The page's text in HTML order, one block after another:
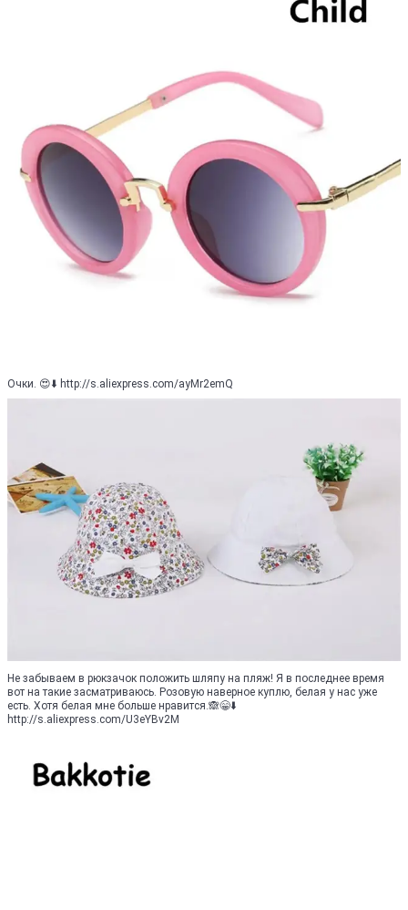
Очки. 😍⬇️ http://s.aliexpress.com/ayMr2emQ
Не забываем в рюкзачок положить шляпу на пляж! Я в последнее время
вот на такие засматриваюсь. Розовую наверное куплю, белая у нас уже
есть. Хотя белая мне больше нравится.🙈😁⬇️
http://s.aliexpress.com/U3eYBv2M